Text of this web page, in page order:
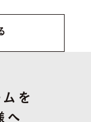
を
へ